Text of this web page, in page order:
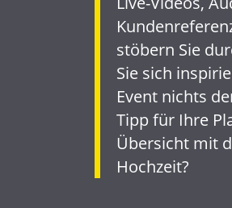
stöbern Sie
Sie sich
Event nichts
Tipp für Ihre
Übersicht mit
Hochzeit?